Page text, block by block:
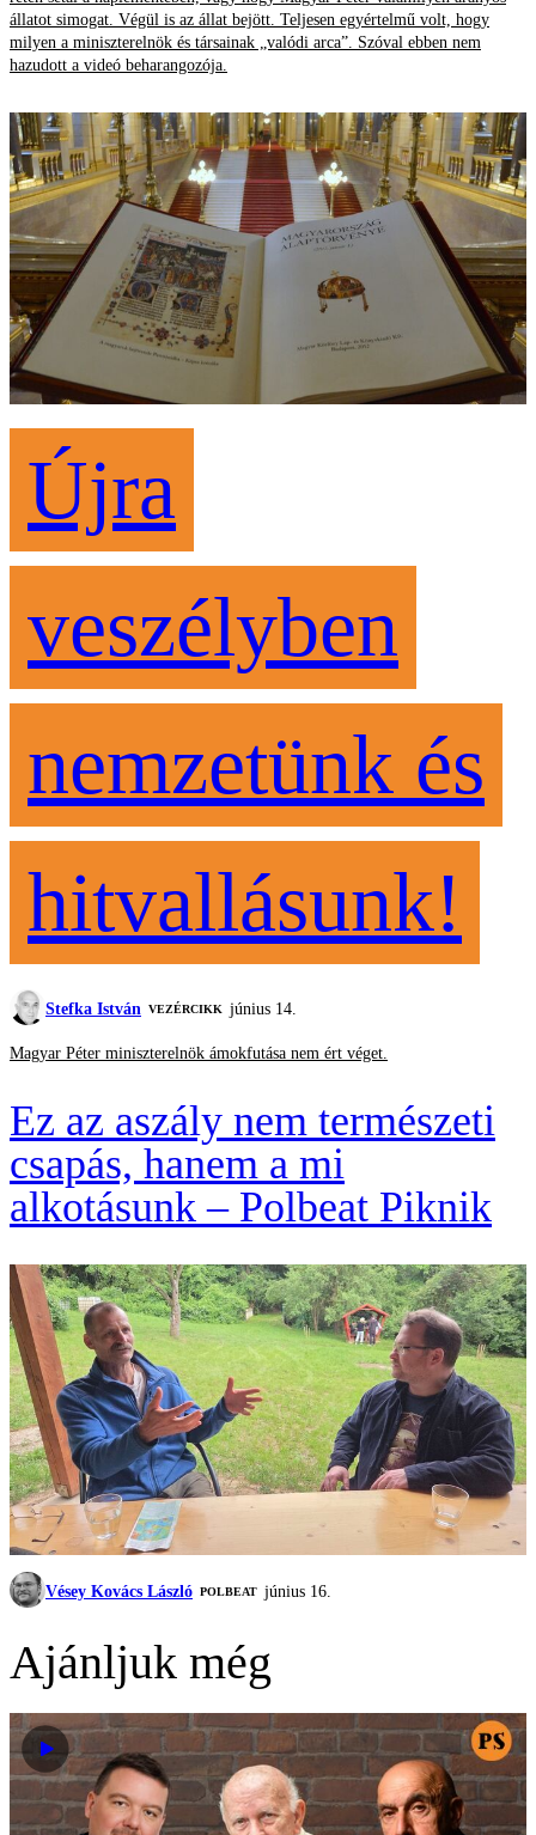
állatot simogat. Végül is az állat bejött. Teljesen egyértelmű volt, hogy
milyen a miniszterelnök és társainak „valódi arca”. Szóval ebben nem
hazudott a videó beharangozója.
Újra
veszélyben
nemzetünk és
hitvallásunk!
Stefka István VEZÉRCIKK június 14.
Magyar Péter miniszterelnök ámokfutása nem ért véget.
Ez az aszály nem természeti
csapás, hanem a mi
alkotásunk – Polbeat Piknik
Vésey Kovács László ‎POLBEAT június 16.
Ajánljuk még